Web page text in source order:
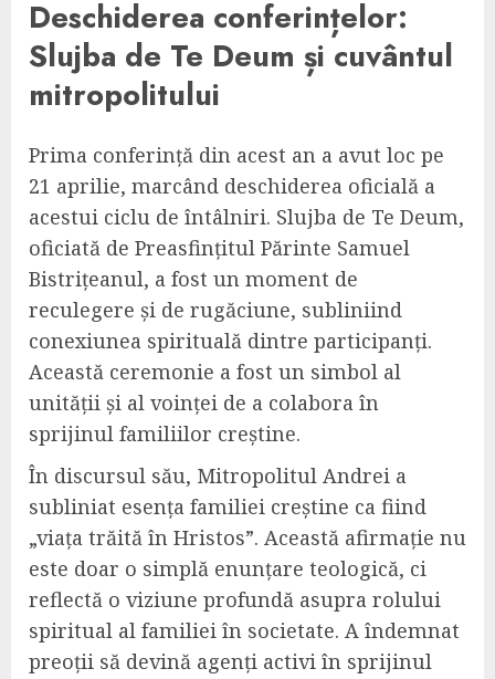
Deschiderea conferințelor:
Slujba de Te Deum și cuvântul
mitropolitului
Prima conferință din acest an a avut loc pe
21 aprilie, marcând deschiderea oficială a
acestui ciclu de întâlniri. Slujba de Te Deum,
oficiată de Preasfințitul Părinte Samuel
Bistrițeanul, a fost un moment de
reculegere și de rugăciune, subliniind
conexiunea spirituală dintre participanți.
Această ceremonie a fost un simbol al
unității și al voinței de a colabora în
sprijinul familiilor creștine.
În discursul său, Mitropolitul Andrei a
subliniat esența familiei creștine ca fiind
„viața trăită în Hristos”. Această afirmație nu
este doar o simplă enunțare teologică, ci
reflectă o viziune profundă asupra rolului
spiritual al familiei în societate. A îndemnat
preoții să devină agenți activi în sprijinul